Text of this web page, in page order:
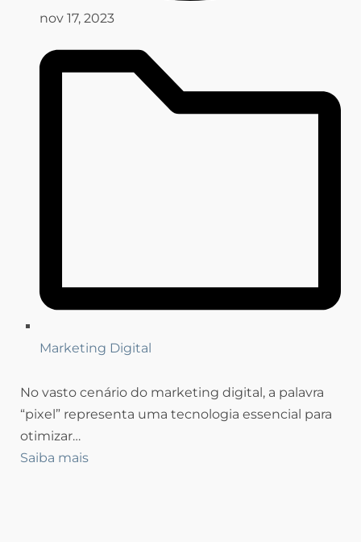
nov 17, 2023
Marketing Digital
No vasto cenário do marketing digital, a palavra
“pixel” representa uma tecnologia essencial para
otimizar…
Saiba mais